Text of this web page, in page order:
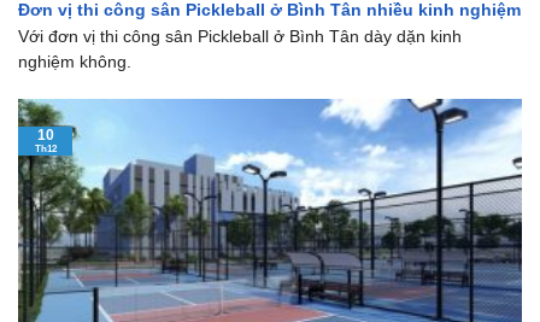
Đơn vị thi công sân Pickleball ở Bình Tân nhiều kinh nghiệm
Với đơn vị thi công sân Pickleball ở Bình Tân dày dặn kinh
nghiệm không.
10
Th12